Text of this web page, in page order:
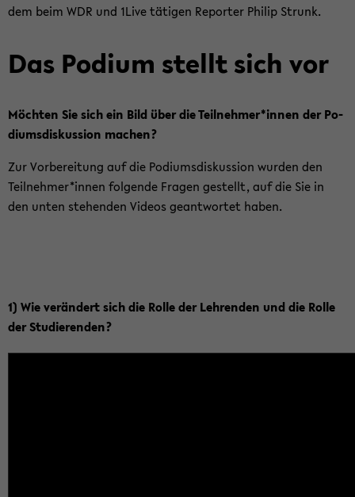
dem beim WDR und 1Live tä­ti­gen Re­por­ter Phil­ip Strunk.
Das Po­di­um stellt sich vor
Möch­ten Sie sich ein Bild über die Teil­neh­mer*innen der Po­
di­ums­dis­kus­si­on ma­chen?
Zur Vor­be­rei­tung auf die Po­di­ums­dis­kus­si­on wur­den den
Teil­neh­mer*innen fol­gen­de Fra­gen ge­stellt, auf die Sie in
den unten ste­hen­den Vi­de­os ge­ant­wor­tet haben.
1) Wie ver­än­dert sich die Rolle der Leh­ren­den und die Rolle
der Stu­die­ren­den?